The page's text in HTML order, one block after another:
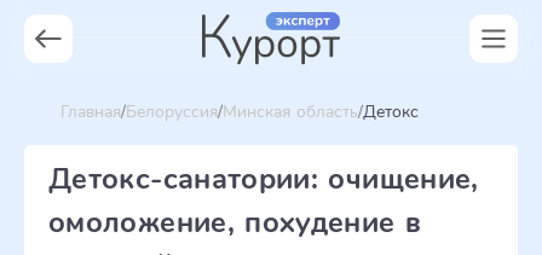
Главная Белоруссия Минская область Детокс
Детокс-санатории: очищение,
омоложение, похудение в